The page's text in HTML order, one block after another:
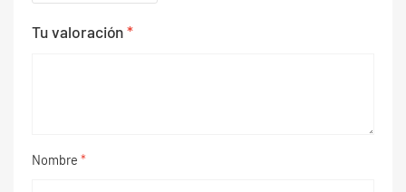
Tu valoración*
Nombre *